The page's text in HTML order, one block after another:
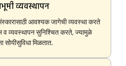
व्यवस्थापन
आवश्यक जागेची व्यवस्था करते
व्यवस्थापन सुनिश्चित करते, ज्यामुळे
सोयीसुविधा मिळतात.